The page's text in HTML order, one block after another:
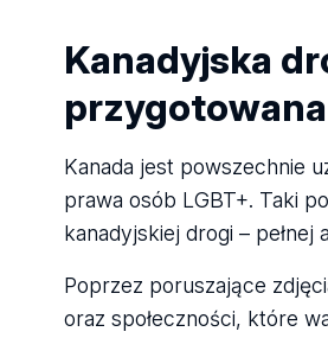
Kanadyjska
Kanada jest powszechnie
prawa osób LGBT+. Taki
kanadyjskiej drogi –
Poprzez poruszające
oraz społeczności, które